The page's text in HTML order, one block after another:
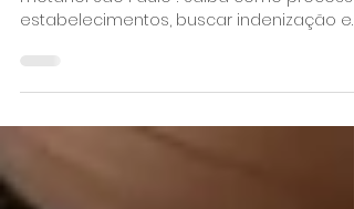
Indenização
Descubra seus direitos intoxicação
estabelecimentos, buscar indenização e
proteger sua família...